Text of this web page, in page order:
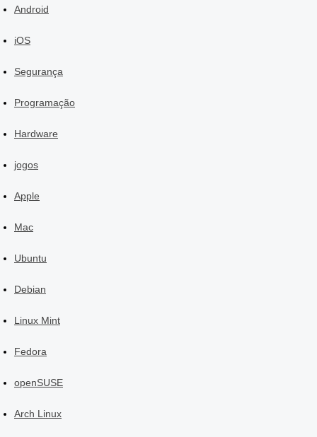
Android
iOS
Segurança
Programação
Hardware
jogos
Apple
Mac
Ubuntu
Debian
Linux Mint
Fedora
openSUSE
Arch Linux